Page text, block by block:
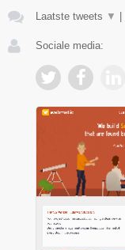
Laatste tweets ▼ |
Sociale media: